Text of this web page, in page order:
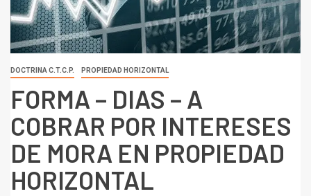
DOCTRINA C.T.C.P. PROPIEDAD HORIZONTAL
FORMA – DIAS – A
COBRAR POR INTERESES
DE MORA EN PROPIEDAD
HORIZONTAL